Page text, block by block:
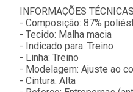
INFORMAÇÕES
- Composição: 87%
- Tecido: Malha macia
- Indicado para: Treino
- Linha: Treino
- Modelagem: Ajuste ao
- Cintura: Alta